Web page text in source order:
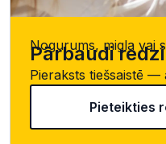
Nogurums, migla vai
Pārbaudi
Pieraksts tiešsaistē —
Pieteikties